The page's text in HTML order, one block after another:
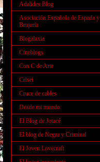
Adalides Blog
Asociación Española de Espada y
Brujería
Blogalaxia
Cineblogs
Con C de Arte
Crisei
Cruce de cables
Desde mi mundo
El Blog de Jotacé
El blog de Negra y Criminal
El Joven Lovecraft